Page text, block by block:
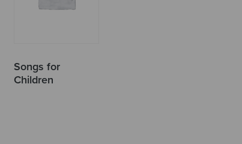
Songs for
Children